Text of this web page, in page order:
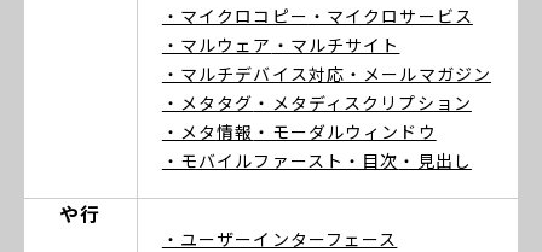
・マイクロコピー ・マイクロサービス
・マルウェア ・マルチサイト
・マルチデバイス対応 ・メールマガジン
・メタタグ ・メタディスクリプション
・メタ情報 ・モーダルウィンドウ
・モバイルファースト ・目次 ・見出し
や行
・ユーザーインターフェース